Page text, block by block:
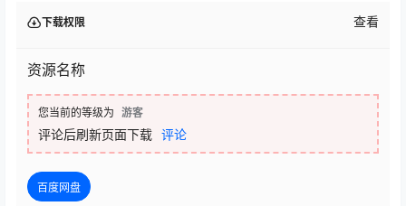
下载权限 查看
资源名称
您当前的等级为 游客
评论后刷新页面下载 评论
百度网盘